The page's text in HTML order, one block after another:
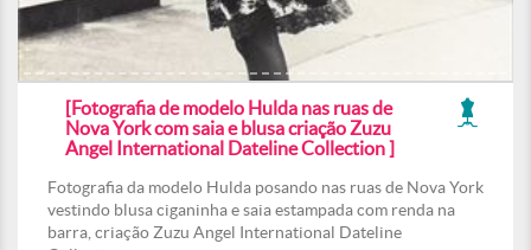
[Fotografia de modelo Hulda nas ruas de
Nova York com saia e blusa criação Zuzu
Angel International Dateline Collection ]
Fotografia da modelo Hulda posando nas ruas de Nova York
vestindo blusa ciganinha e saia estampada com renda na
barra, criação Zuzu Angel International Dateline